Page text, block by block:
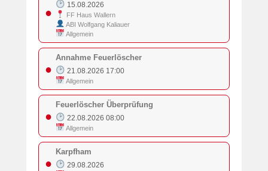
●
15.08.2026
FF Haus Wallern
ABI Wolfgang Kaliauer
Allgemein
●
Annahme Feuerlöscher
21.08.2026 17:00
Allgemein
●
Feuerlöscher Überprüfung
22.08.2026 08:00
Allgemein
●
Karpfham
29.08.2026